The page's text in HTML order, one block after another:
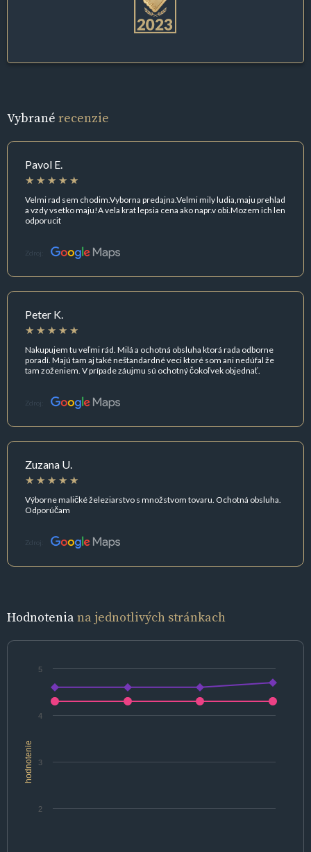
Vybrané recenzie
Pavol E.
Velmi rad sem chodim.Vyborna predajna.Velmi mily ludia,maju prehlad
a vzdy vsetko maju!A vela krat lepsia cena ako napr.v obi.Mozem ich len
odporucit
Zdroj:
Peter K.
Nakupujem tu veľmi rád. Milá a ochotná obsluha ktorá rada odborne
poradí. Majú tam aj také neštandardné veci ktoré som ani nedúfal že
tam zoženiem. V prípade záujmu sú ochotný čokoľvek objednať.
Zdroj:
Zuzana U.
Výborne maličké železiarstvo s množstvom tovaru. Ochotná obsluha.
Odporúčam
Zdroj:
Hodnoteniana jednotlivých stránkach
hodnotenie
2
3
4
5